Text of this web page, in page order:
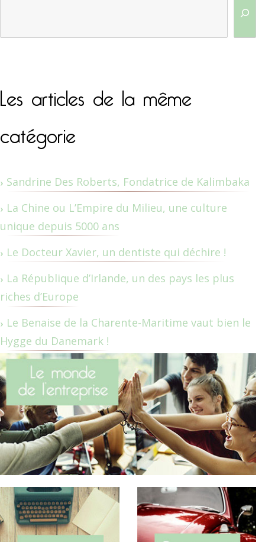
Les articles de la même
catégorie
Sandrine Des Roberts, Fondatrice de Kalimbaka
La Chine ou L’Empire du Milieu, une culture
unique depuis 5000 ans
Le Docteur Xavier, un dentiste qui déchire !
La République d’Irlande, un des pays les plus
riches d’Europe
Le Benaise de la Charente-Maritime vaut bien le
Hygge du Danemark !